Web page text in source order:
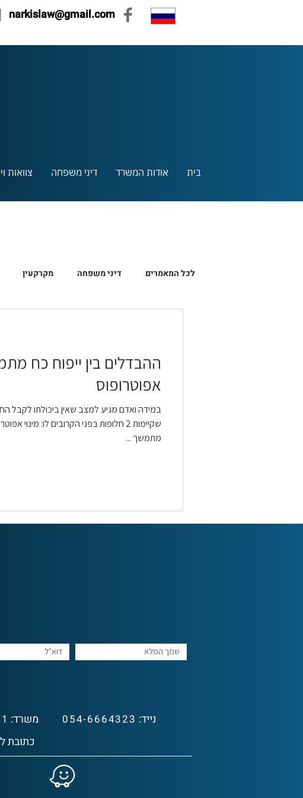
narkislaw@gmail.com
בית אודות המשרד דיני משפחה צוואות
לכל המאמרים דיני משפחה מקרקעין
ההבדלים בין ייפוח כח
אפוטרופוס
במידה ואדם מגיע למצב שאין ביכולתו לקבל
שקיימות 2 חלופות בפני הקרובים לו: מינוי
מתמשך ...
משרד: נייד: 054-6664323
כתובת למשלוח